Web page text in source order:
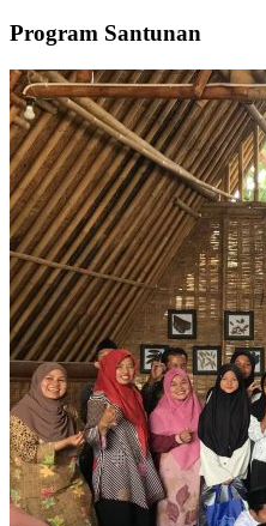
Program Santunan